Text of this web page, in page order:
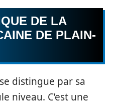
DE LA
DE PLAIN-
distingue par sa
niveau. C’est une